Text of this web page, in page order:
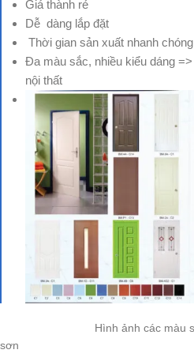
Giá thành rẻ
Dễ dàng lắp đặt
Thời gian sản xuất nhanh chóng
Đa màu sắc, nhiều kiểu dáng
nội thất
Hình ảnh các màu sơn
sơn